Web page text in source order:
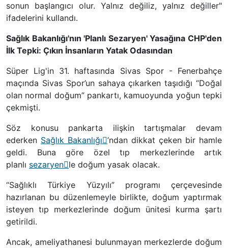
sonun başlangıcı olur. Yalnız değiliz, yalnız değiller"
ifadelerini kullandı.
Sağlık Bakanlığı'nın 'Planlı Sezaryen' Yasağına CHP'den
İlk Tepki: Çıkın İnsanların Yatak Odasından
Süper Lig'in 31. haftasında Sivas Spor - Fenerbahçe
maçında Sivas Spor’un sahaya çıkarken taşıdığı “Doğal
olan normal doğum” pankartı, kamuoyunda yoğun tepki
çekmişti.
Söz konusu pankarta ilişkin tartışmalar devam
ederken Sağlık Bakanlığı ’ndan dikkat çeken bir hamle
geldi. Buna göre özel tıp merkezlerinde artık
planlı sezaryen le doğum yasak olacak.
“Sağlıklı Türkiye Yüzyılı” programı çerçevesinde
hazırlanan bu düzenlemeyle birlikte, doğum yaptırmak
isteyen tıp merkezlerinde doğum ünitesi kurma şartı
getirildi.
Ancak, ameliyathanesi bulunmayan merkezlerde doğum